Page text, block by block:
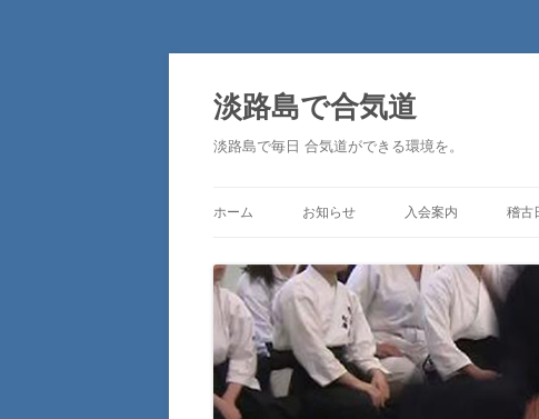
淡路島で合気道
淡路島で毎日 合気道ができる環境を。
ホーム お知らせ 入会案内 稽古